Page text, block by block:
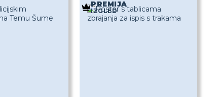
PREMIJA
IZGLED